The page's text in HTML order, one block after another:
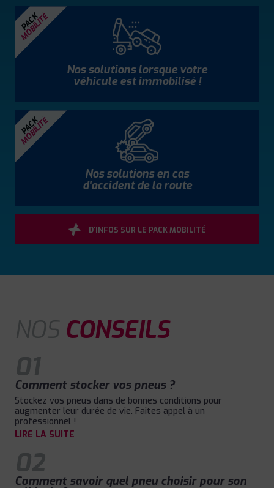
PACK
MOBILITÉ
Nos solutions lorsque votre
véhicule est immobilisé !
PACK
MOBILITÉ
Nos solutions en cas
d'accident de la route
D'INFOS SUR LE PACK MOBILITÉ
NOS CONSEILS
01
Comment stocker vos pneus ?
Stockez vos pneus dans de bonnes conditions pour
augmenter leur durée de vie. Faites appel à un
professionnel !
LIRE LA SUITE
02
Comment savoir quel pneu choisir pour son